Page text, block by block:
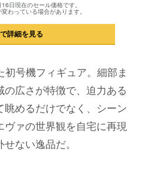
日現在のセール価格です。
わっている場合があります。
詳細を見る
号機フィギュア。細部ま
広さが特徴で、迫力ある
めるだけでなく、シーン
ァの世界観を自宅に再現
ない逸品だ。